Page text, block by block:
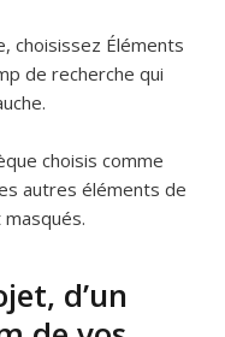
choisissez Éléments
de recherche qui
choisis comme
autres éléments de
d’un